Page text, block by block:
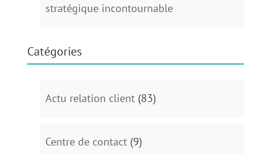
stratégique incontournable
Catégories
Actu relation client(83)
Centre de contact(9)